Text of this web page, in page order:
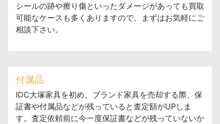
シールの跡や擦り傷といったダメージがあっても買取
可能なケースも多くありますので、まずはお気軽にご
相談下さい。
付属品
IDC大塚家具を初め、ブランド家具を売却する際、保
証書や付属品などが残っていると査定額がUPしま
す。査定依頼前に今一度保証書などが残っていないか